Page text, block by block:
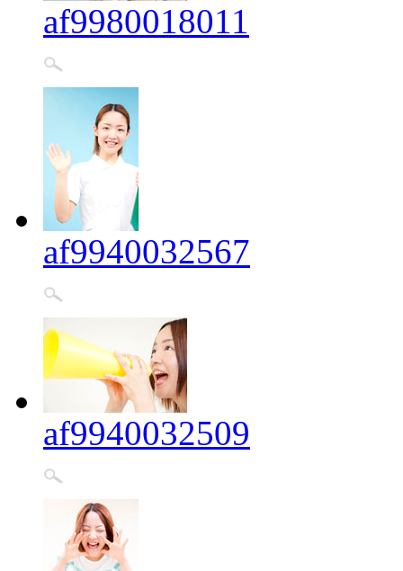
af9980018011
af9940032567
af9940032509